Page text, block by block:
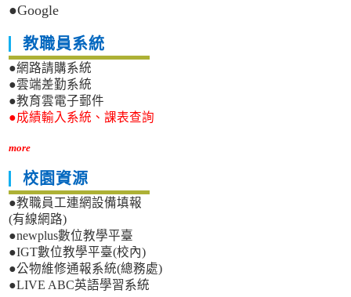
●Google
教職員系統
●網路請購系統
●雲端差勤系統
●教育雲電子郵件
●成績輸入系統、課表查詢
more
校園資源
●教職員工連網設備填報
(有線網路)
●newplus數位教學平臺
●IGT數位教學平臺(校內)
●公物維修通報系統(總務處)
●LIVE ABC英語學習系統